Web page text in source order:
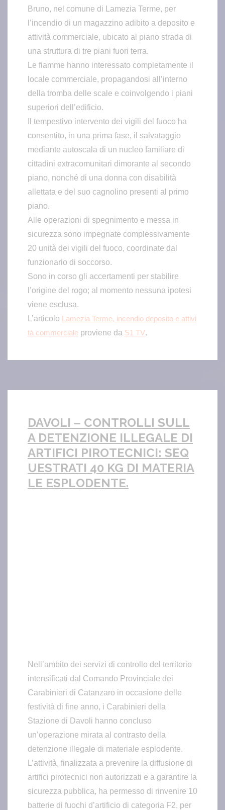
Bruno, nel comune di Lamezia Terme, per
l’incendio di un magazzino adibito a deposito e
attività commerciale, ubicato al piano strada di
una struttura di tre piani fuori terra.
Le fiamme hanno interessato completamente il
locale commerciale, propagandosi all’interno
della tromba delle scale e coinvolgendo i piani
superiori dell’edificio.
Il tempestivo intervento dei vigili del fuoco ha
consentito, in una prima fase, il salvataggio
mediante autoscala di un nucleo familiare di
cittadini extracomunitari dimorante al secondo
piano, nonché di una donna con disabilità
allettata e del suo cagnolino presenti al primo
piano.
Alle operazioni di spegnimento e messa in
sicurezza sono impegnate complessivamente
20 unità dei vigili del fuoco, coordinate dal
funzionario di soccorso.
Sono in corso gli accertamenti per stabilire
l’origine del rogo; al momento nessuna ipotesi
viene esclusa.
L’articolo
Lamezia Terme, incendio deposito e attivi
tà commerciale proviene da S1 TV.
DAVOLI – CONTROLLI SULL
A DETENZIONE ILLEGALE DI
ARTIFICI PIROTECNICI: SEQ
UESTRATI 40 KG DI MATERIA
LE ESPLODENTE.
Nell’ambito dei servizi di controllo del territorio
intensificati dal Comando Provinciale dei
Carabinieri di Catanzaro in occasione delle
festività di fine anno, i Carabinieri della
Stazione di Davoli hanno concluso
un’operazione mirata al contrasto della
detenzione illegale di materiale esplodente.
L’attività, finalizzata a prevenire la diffusione di
artifici pirotecnici non autorizzati e a garantire la
sicurezza pubblica, ha permesso di rinvenire 10
batterie di fuochi d’artificio di categoria F2, per